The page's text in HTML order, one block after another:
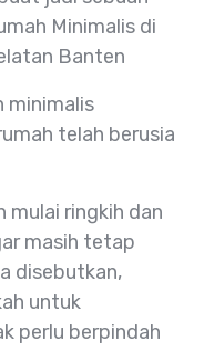
Minimalis di
Banten
minimalis
telah berusia
mulai ringkih dan
masih tetap
disebutkan,
untuk
perlu berpindah